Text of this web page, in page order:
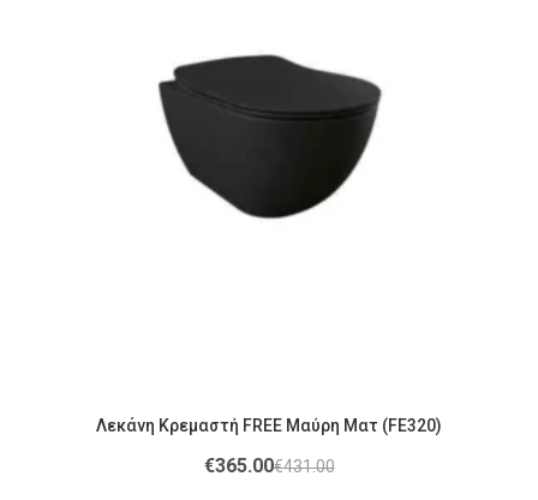
Λεκάνη Κρεμαστή FREE Μαύρη Ματ (FE320)
€431.00
€365.00